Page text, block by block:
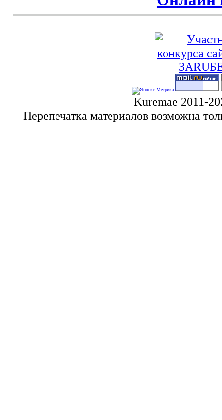
Kuremae 2011-
Перепечатка материалов возможна